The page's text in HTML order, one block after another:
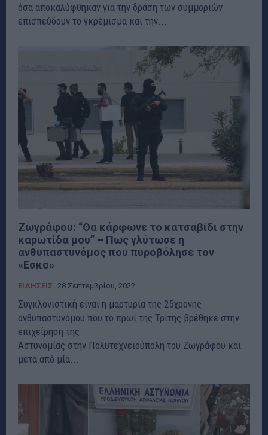
όσα αποκαλύφθηκαν για την δράση των συμμοριών
επισπεύδουν το γκρέμισμα και την...
Ζωγράφου: “Θα κάρφωνε το κατσαβίδι στην
καρωτίδα μου” – Πως γλύτωσε η
ανθυπαστυνόμος που πυροβόλησε τον
«Εσκο»
ΕΙΔΗΣΕΙΣ 28 Σεπτεμβρίου, 2022
Συγκλονιστική είναι η μαρτυρία της 25χρονης
ανθυπαστυνόμου που το πρωί της Τρίτης βρέθηκε στην
επιχείρηση της
Αστυνομίας στην Πολυτεχνειούπολη του Ζωγράφου και
μετά από μία...